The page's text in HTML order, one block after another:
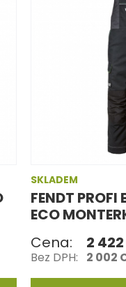
SKLADEM
FENDT PROFI
ECO
Cena:
2
Bez DPH: 2 002